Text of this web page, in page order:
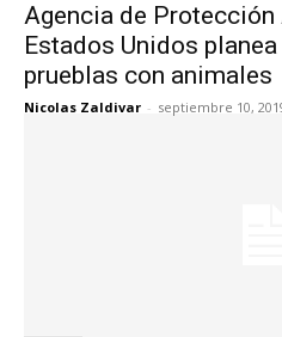
Agencia de
Estados Unidos
prueblas con animales
Nicolas Zaldivar - septiembre 10,